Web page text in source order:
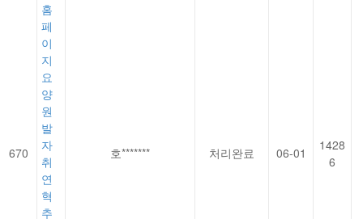
670
홈
페
이
지
요
양
원
발
자
취
연
혁
추
호******* 처리완료 06-01
1428
6